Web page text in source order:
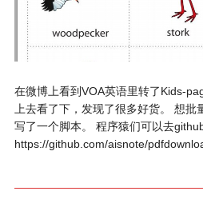
在微博上看到VOA英语里转了Kids-
上去看了下，发现了很多好货。 想批
写了一个脚本。 程序猿们可以去
https://github.com/aisnote/